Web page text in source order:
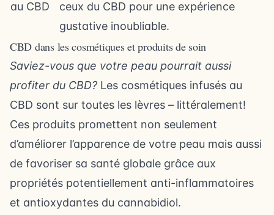
au CBD
ceux du CBD pour une expérience
gustative inoubliable.
CBD dans les cosmétiques et produits de soin
Saviez-vous que votre peau pourrait aussi
profiter du CBD? Les cosmétiques infusés au
CBD sont sur toutes les lèvres – littéralement!
Ces produits promettent non seulement
d’améliorer l’apparence de votre peau mais aussi
de favoriser sa santé globale grâce aux
propriétés potentiellement anti-inflammatoires
et antioxydantes du cannabidiol.